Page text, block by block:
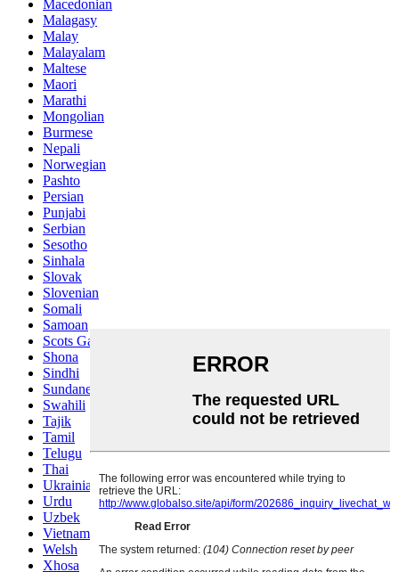
Macedonian
Malagasy
Malay
Malayalam
Maltese
Maori
Marathi
Mongolian
Burmese
Nepali
Norwegian
Pashto
Persian
Punjabi
Serbian
Sesotho
Sinhala
Slovak
Slovenian
Somali
Samoan
Scots Gaelic
Shona
Sindhi
Sundanese
Swahili
Tajik
Tamil
Telugu
Thai
Ukrainian
Urdu
Uzbek
Vietnamese
Welsh
Xhosa